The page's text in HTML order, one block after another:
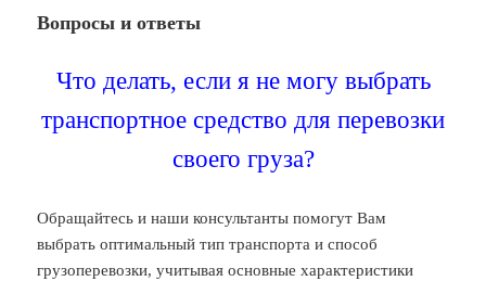
Вопросы и ответы
Что делать, если я не могу выбрать
транспортное средство для перевозки
своего груза?
Обращайтесь и наши консультанты помогут Вам
выбрать оптимальный тип транспорта и способ
грузоперевозки, учитывая основные характеристики